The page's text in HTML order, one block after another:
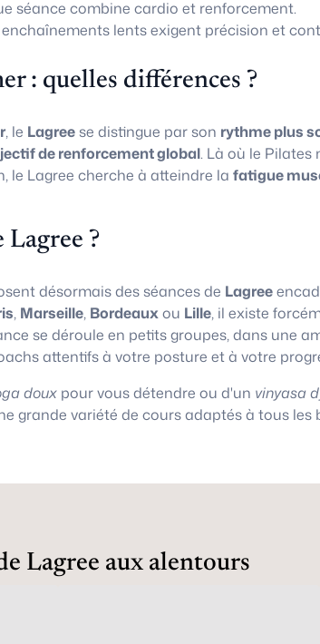
séance combine cardio et renforcement.
enchaînements lents exigent précision et
: quelles différences ?
, le Lagree se distingue par son rythme plus
de renforcement global. Là où le Pilates
le Lagree cherche à atteindre la fatigue
?
désormais des séances de Lagree
, Marseille, Bordeauxou Lille, il existe
se déroule en petits groupes, dans une
attentifs à votre posture et à votre
doux pour vous détendre ou d'un vinyasa
grande variété de cours adaptés à tous les
Lagree aux alentours